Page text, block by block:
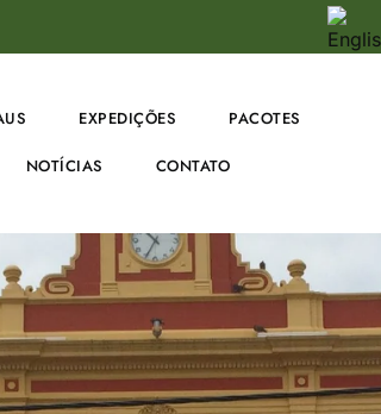
EXPEDIÇÕES PACOTES
NOTÍCIAS CONTATO